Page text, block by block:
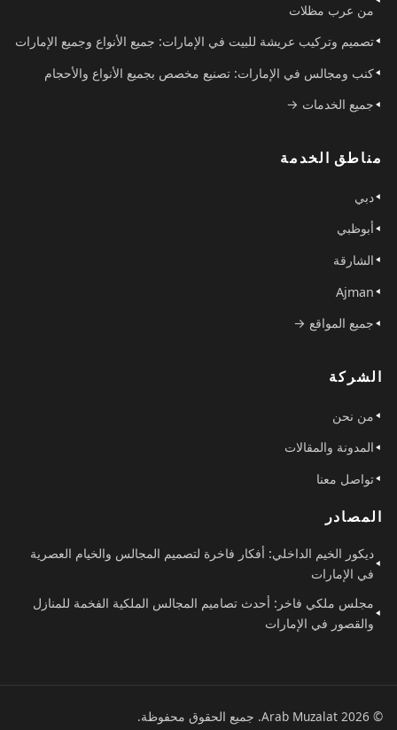
من عرب مظلات
تصميم وتركيب عريشة للبيت في الإمارات: جميع الأنواع وجميع الإمارات
كنب ومجالس في الإمارات: تصنيع مخصص بجميع الأنواع والأحجام
جميع الخدمات →
مناطق الخدمة
دبي
أبوظبي
الشارقة
Ajman
جميع المواقع →
الشركة
من نحن
المدونة والمقالات
تواصل معنا
المصادر
ديكور الخيم الداخلي: أفكار فاخرة لتصميم المجالس والخيام العصرية
في الإمارات
مجلس ملكي فاخر: أحدث تصاميم المجالس الملكية الفخمة للمنازل
والقصور في الإمارات
© 2026 Arab Muzalat. جميع الحقوق محفوظة.